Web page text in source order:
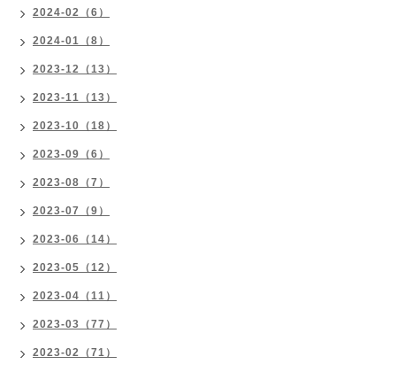
2024-02（6）
2024-01（8）
2023-12（13）
2023-11（13）
2023-10（18）
2023-09（6）
2023-08（7）
2023-07（9）
2023-06（14）
2023-05（12）
2023-04（11）
2023-03（77）
2023-02（71）